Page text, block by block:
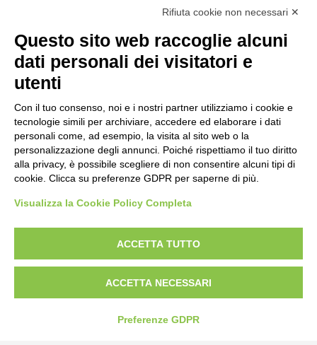
Rifiuta cookie non necessari ✕
Questo sito web raccoglie alcuni
dati personali dei visitatori e
utenti
Con il tuo consenso, noi e i nostri partner utilizziamo i cookie e
tecnologie simili per archiviare, accedere ed elaborare i dati
personali come, ad esempio, la visita al sito web o la
personalizzazione degli annunci. Poiché rispettiamo il tuo diritto
alla privacy, è possibile scegliere di non consentire alcuni tipi di
cookie. Clicca su preferenze GDPR per saperne di più.
Visualizza la Cookie Policy Completa
ACCETTA TUTTO
ACCETTA NECESSARI
Preferenze GDPR